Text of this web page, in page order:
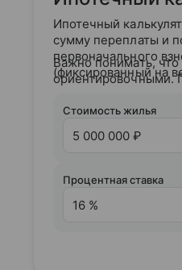
Ипотечный
сумму переплаты и
первоначального
(фиксированный на
Важно понимать,
ориентировочными.
условия
Стоимость жилья
Процентная ставка